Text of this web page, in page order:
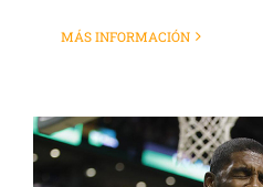
MÁS INFORMACIÓN